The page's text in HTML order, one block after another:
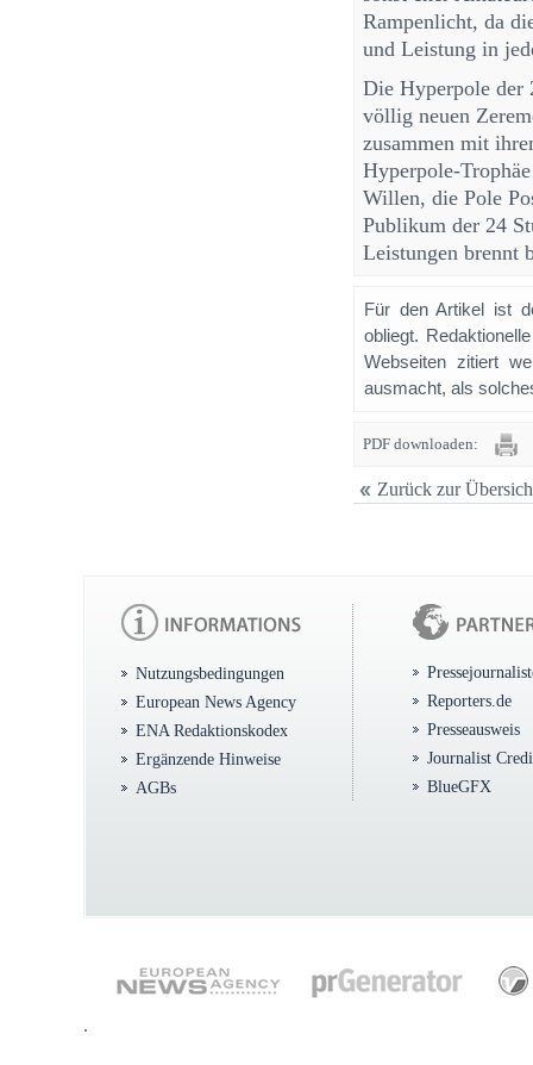
Rampenlicht, da
und Leistung in
Die Hyperpole der
völlig neuen
zusammen mit
Hyperpole-
Willen, die Pole
Publikum der 24
Leistungen brennt
Für den Artikel ist
obliegt.
Webseiten zitiert
ausmacht, als
PDF downloaden:
Zurück zur
Nutzungsbedingungen
European News Agency
ENA Redaktionskodex
Ergänzende Hinweise
AGBs
Reporters.de
Presseausweis
Journalist
BlueGFX
.